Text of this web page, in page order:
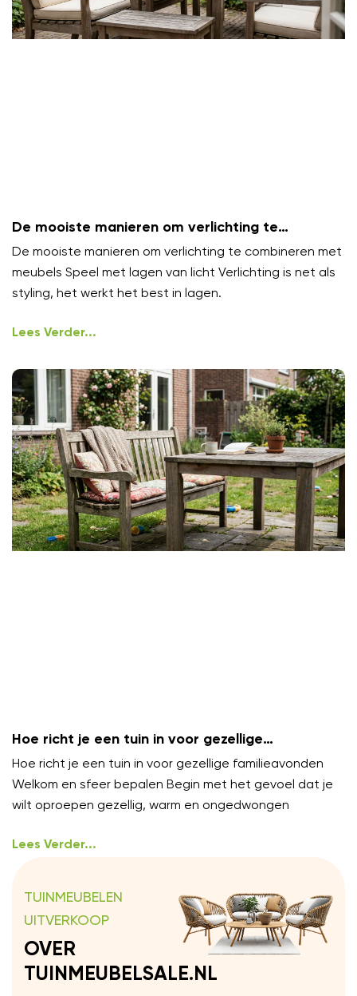
De mooiste manieren om verlichting te
combineren met meubels
De mooiste manieren om verlichting te combineren met
meubels Speel met lagen van licht Verlichting is net als
styling, het werkt het best in lagen.
Lees Verder...
Hoe richt je een tuin in voor gezellige
familieavonden?
Hoe richt je een tuin in voor gezellige familieavonden
Welkom en sfeer bepalen Begin met het gevoel dat je
wilt oproepen gezellig, warm en ongedwongen
Lees Verder...
TUINMEUBELEN
UITVERKOOP
OVER
TUINMEUBELSALE.NL